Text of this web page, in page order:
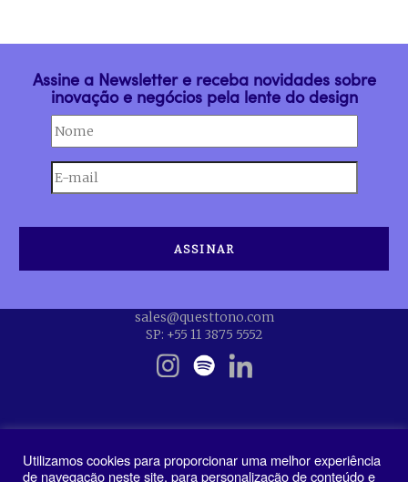
Assine a Newsletter e receba novidades sobre
inovação e negócios pela lente do design
sales@questtono.com
SP: +55 11 3875 5552
Utilizamos cookies para proporcionar uma melhor experiência
de navegação neste site, para personalização de conteúdo e